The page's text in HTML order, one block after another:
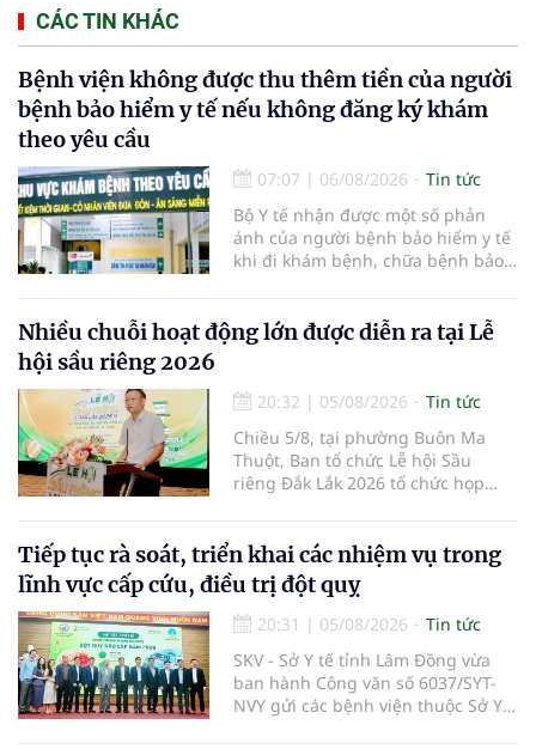
CÁC TIN KHÁC
Bệnh viện không được thu thêm tiền của người
bệnh bảo hiểm y tế nếu không đăng ký khám
theo yêu cầu
07:07 | 06/08/2026
Tin tức
Bộ Y tế nhận được một số phản
ánh của người bệnh bảo hiểm y tế
khi đi khám bệnh, chữa bệnh bảo
bệnh, chữa bệnh theo yêu cầu
nhưng vẫn phải nộp thêm các chi
phần cùng chi trả.
Nhiều chuỗi hoạt động lớn được diễn ra tại Lễ
hội sầu riêng 2026
20:32 | 05/08/2026
Tin tức
Chiều 5/8, tại phường Buôn Ma
Thuột, Ban tổ chức Lễ hội Sầu
riêng Đắk Lắk 2026 tổ chức họp
hội Sầu riêng Đắk Lắk năm 2026 có
chủ đề “Sầu riêng Đắk Lắk – Kết nối
vươn xa”, được tổ chức từ ngày
15/8/2026 đến ngày 02/9/2026 tại
phường Buôn Ma Thuột, xã Krông
Pắc, phường Tuy Hòa và một số xã
trồng sầu riêng trên địa bàn tỉnh.
Tiếp tục rà soát, triển khai các nhiệm vụ trong
lĩnh vực cấp cứu, điều trị đột quỵ
20:31 | 05/08/2026
Tin tức
SKV - Sở Y tế tỉnh Lâm Đồng vừa
ban hành Công văn số 6037/SYT-
NVY gửi các bệnh viện thuộc Sở Y